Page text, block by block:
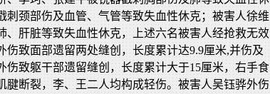
刺颈部伤及血管、气管等致失血性休克；被害人徐维
、肝脏等致失血性休克，上述六名被害人经抢救无效
伤致面部遗留两处缝创，长度累计达9.9厘米,并伤及
伤致躯干部遗留缝创，长度累计大于15厘米，右手食
腱断裂，李、王二人均构成轻伤。被害人吴钰骅外伤